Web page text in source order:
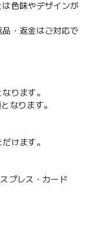
は色味やデザインが
品・返金はご対応で
ります。
なります。
けます。
プレス・カード